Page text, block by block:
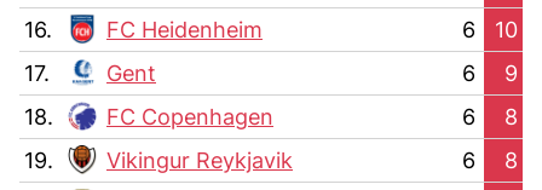
16.
FC Heidenheim 6
10
17.
Gent 6
9
18.
FC Copenhagen 6
8
19.
Vikingur Reykjavik 6
8